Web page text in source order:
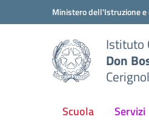
Vai ai contenuti
Vai al menu di navigazione
Ministero dell'Istruzione
Istituto
Don
Scuola Servizi